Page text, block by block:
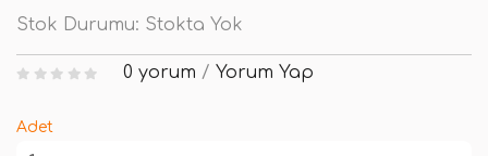
Stok Durumu: Stokta Yok
0 yorum / Yorum Yap
Adet